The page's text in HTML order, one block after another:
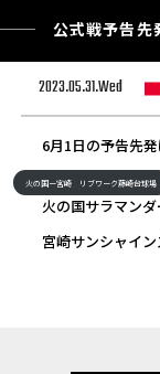
公式戦予告先
2023.05.31.Wed
6月1日の予告先発
火の国ー宮崎 リブワーク藤崎台球場
火の国サラマン
宮崎サンシャイ